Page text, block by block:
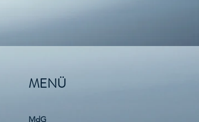
MENÜ
MdG